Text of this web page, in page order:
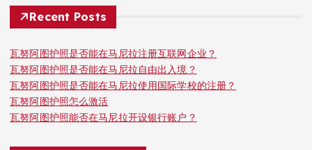
Recent Posts
瓦努阿图护照是否能在马尼拉注册互联网企业？
瓦努阿图护照是否能在马尼拉自由出入境？
瓦努阿图护照是否能在马尼拉使用国际学校的注册？
瓦努阿图护照怎么激活
瓦努阿图护照能否在马尼拉开设银行账户？